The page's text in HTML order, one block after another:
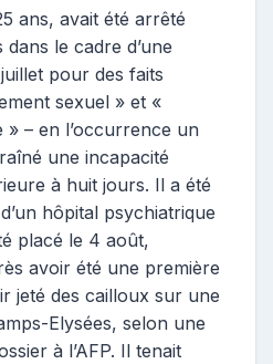
ans, avait été arrêté
le cadre d’une
pour des faits
sexuel » et «
– en l’occurrence un
une incapacité
à huit jours. Il a été
hôpital psychiatrique
placé le 4 août,
avoir été une première
jeté des cailloux sur une
Elysées, selon une
à l’AFP. Il tenait